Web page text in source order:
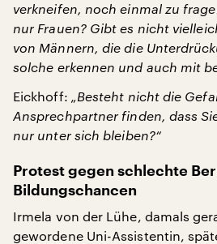
verkneifen, noch einmal zu
nur Frauen? Gibt es nicht
von Männern, die die
solche erkennen und auch mit
Eickhoff: „Besteht nicht die
Ansprechpartner finden, dass
nur unter sich bleiben?“
Protest gegen schlechte
Bildungschancen
Irmela von der Lühe, damals
gewordene Uni-Assistentin,